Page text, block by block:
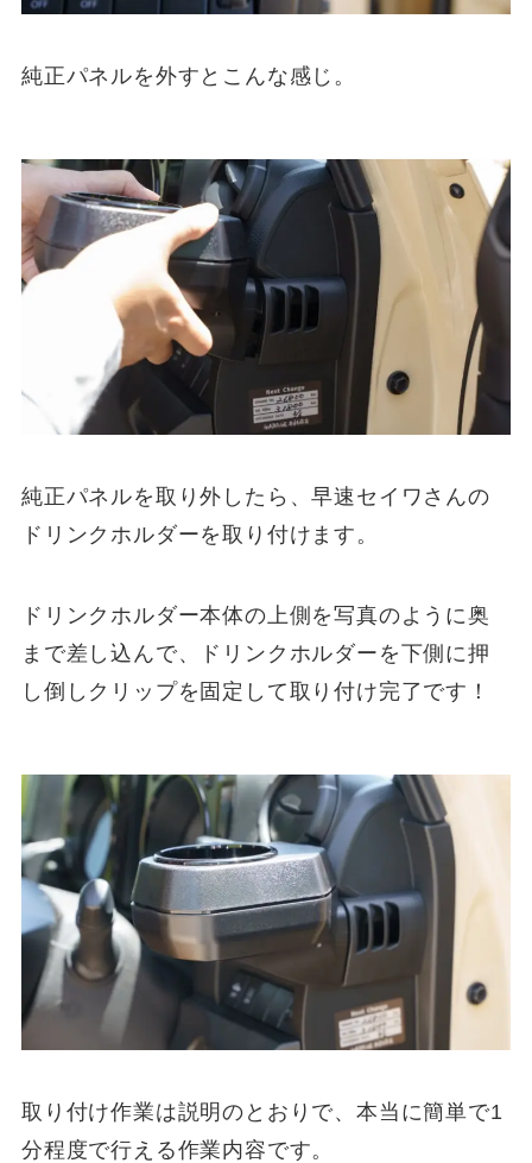
純正パネルを外すとこんな感じ。
純正パネルを取り外したら、早速セイワさんの
ドリンクホルダーを取り付けます。
ドリンクホルダー本体の上側を写真のように奥
まで差し込んで、ドリンクホルダーを下側に押
し倒しクリップを固定して取り付け完了です！
取り付け作業は説明のとおりで、本当に簡単で1
分程度で行える作業内容です。